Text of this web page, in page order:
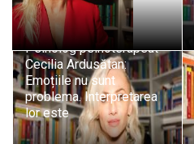
Psiholog psihoterapeut
Cecilia Ardusătan:
Emoțiile nu sunt
problema. Interpretarea
lor este